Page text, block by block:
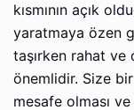
kısmının açık
yaratmaya özen
taşırken rahat ve
önemlidir. Size
mesafe olması ve